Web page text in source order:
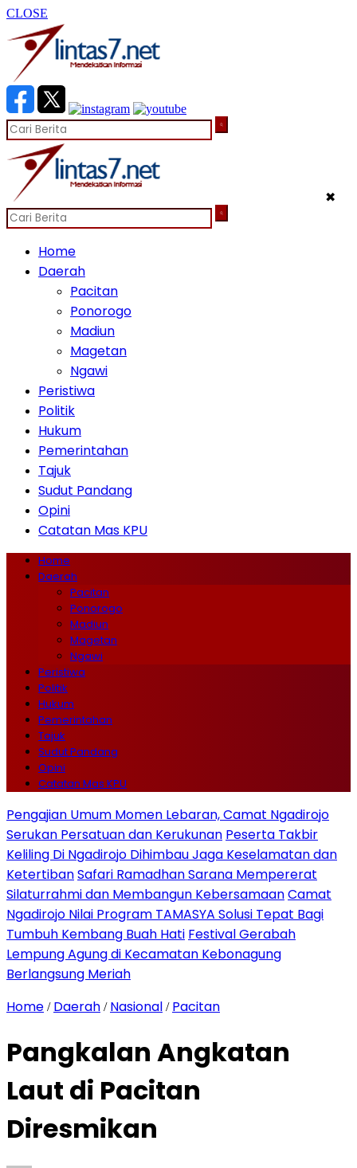
CLOSE
✖
Home
Daerah
Pacitan
Ponorogo
Madiun
Magetan
Ngawi
Peristiwa
Politik
Hukum
Pemerintahan
Tajuk
Sudut Pandang
Opini
Catatan Mas KPU
Home
Daerah
Pacitan
Ponorogo
Madiun
Magetan
Ngawi
Peristiwa
Politik
Hukum
Pemerintahan
Tajuk
Sudut Pandang
Opini
Catatan Mas KPU
Pengajian Umum Momen Lebaran, Camat Ngadirojo
Serukan Persatuan dan Kerukunan Peserta Takbir
Keliling Di Ngadirojo Dihimbau Jaga Keselamatan dan
KetertibanSafari Ramadhan Sarana Mempererat
Silaturrahmi dan Membangun KebersamaanCamat
Ngadirojo Nilai Program TAMASYA Solusi Tepat Bagi
Tumbuh Kembang Buah Hati Festival Gerabah
Lempung Agung di Kecamatan Kebonagung
Berlangsung Meriah
Home / Daerah / Nasional / Pacitan
Pangkalan Angkatan
Laut di Pacitan
Diresmikan